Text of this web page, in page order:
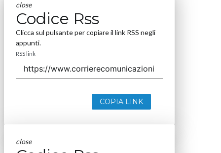
close
Codice Rss
Clicca sul pulsante per copiare il link RSS negli
appunti.
RSS link
COPIA LINK
close